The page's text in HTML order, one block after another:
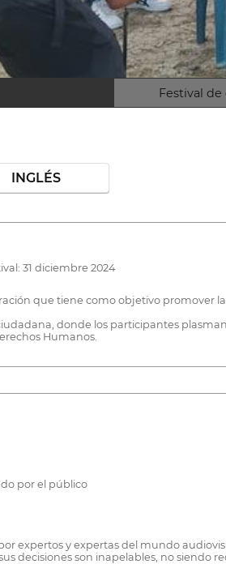
Festival de
INGLÉS
31 diciembre 2024
que tiene como objetivo promover
donde los participantes
Humanos.
por el público
expertos y expertas del mundo
decisiones son inapelables, no siendo